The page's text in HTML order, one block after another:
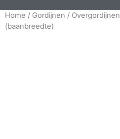
Home / Gordijnen / Overgordijnen
(baanbreedte)